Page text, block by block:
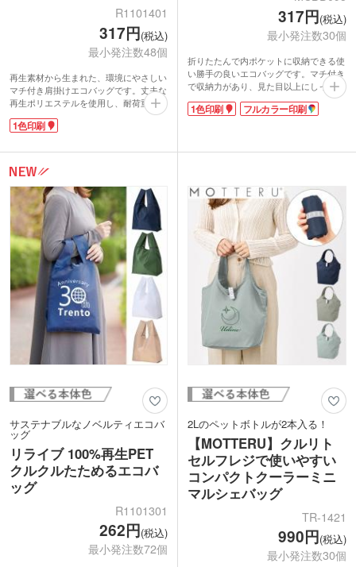
R1101401
317円(税込)
最小発注数48個
再生素材から生まれた、環境にやさしい
マチ付き肩掛けエコバッグです。丈夫な
再生ポリエステルを使用し、耐荷重はな
んと約83kgという頼もしさ。重たい荷
物もしっかり運べます。くるっと丸めて
り、携帯にも便利。パッケージは紙巻仕
様で脱プラに配慮しており、環境意識の
高いノベルティとしてもぴったりのアイ
テムです。
表面に1色印刷が可能。ショップの購入
特典や、イベントの記念品におすすめで
す。
1色印刷
317円(税込)
最小発注数30個
折りたたんで内ポケットに収納できる使
い勝手の良いエコバッグです。マチ付き
で収納力があり、見た目以上にしっかり
荷物が入るのも魅力。肩掛けできるので
持ち運びも快適です。カラーはベーシッ
バッグ本体にはシルク1色かフルカラー
や販促用の配布アイテムとして最適で
す。
1色印刷 フルカラー印刷
サステナブルなノベルティエコバ
ッグ
リライブ 100%再生PET
クルクルたためるエコバ
ッグ
R1101301
262円(税込)
最小発注数72個
2Lのペットボトルが2本入る！
【MOTTERU】クルリト
セルフレジで使いやすい
コンパクトクーラーミニ
マルシェバッグ
TR-1421
990円(税込)
最小発注数30個